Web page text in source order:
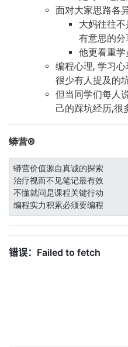
面对大家思路各
大妈往往
有意思的分
他更看重学
编程心理, 学习
很少有人提及的
但当同学们每人
己的踩坑经历,很
蟒营®
蟒营价值源自真诚的探索
治疗视而不见笔记最有效
不懂就问是课程关键行动